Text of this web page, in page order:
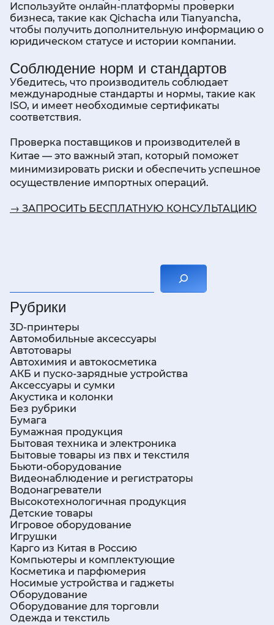
Используйте онлайн-платформы проверки
бизнеса, такие как Qichacha или Tianyancha,
чтобы получить дополнительную информацию о
юридическом статусе и истории компании.
Соблюдение норм и стандартов
Убедитесь, что производитель соблюдает
международные стандарты и нормы, такие как
ISO, и имеет необходимые сертификаты
соответствия.
Проверка поставщиков и производителей в
Китае — это важный этап, который поможет
минимизировать риски и обеспечить успешное
осуществление импортных операций.
→ ЗАПРОСИТЬ БЕСПЛАТНУЮ КОНСУЛЬТАЦИЮ
Рубрики
3D-принтеры
Автомобильные аксессуары
Автотовары
Автохимия и автокосметика
АКБ и пуско-зарядные устройства
Аксессуары и сумки
Акустика и колонки
Без рубрики
Бумага
Бумажная продукция
Бытовая техника и электроника
Бытовые товары из пвх и текстиля
Бьюти-оборудование
Видеонаблюдение и регистраторы
Водонагреватели
Высокотехнологичная продукция
Детские товары
Игровое оборудование
Игрушки
Карго из Китая в Россию
Компьютеры и комплектующие
Косметика и парфюмерия
Носимые устройства и гаджеты
Оборудование
Оборудование для торговли
Одежда и текстиль